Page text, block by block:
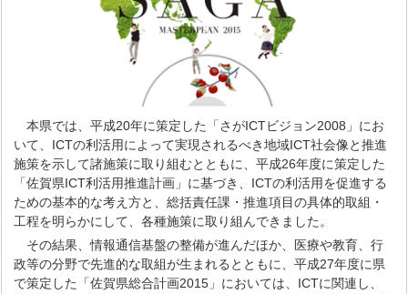
本県では、平成20年に策定した「さがICTビジョン2008」にお
いて、ICTの利活用によって実現されるべき地域ICT社会像と推進
施策を示して諸施策に取り組むとともに、平成26年度に策定した
「佐賀県ICT利活用推進計画」に基づき、ICTの利活用を促進する
ための基本的な考え方と、総括責任課・推進項目の具体的取組・
工程を明らかにして、各種施策に取り組んできました。
その結果、情報通信基盤の整備が進んだほか、医療や教育、行
政等の分野で先進的な取組が生まれるとともに、平成27年度に県
で策定した「佐賀県総合計画2015」においては、ICTに関連し、